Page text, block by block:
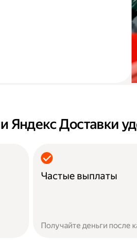
Яндекс Доставки
Частые выплаты
Получайте деньги после